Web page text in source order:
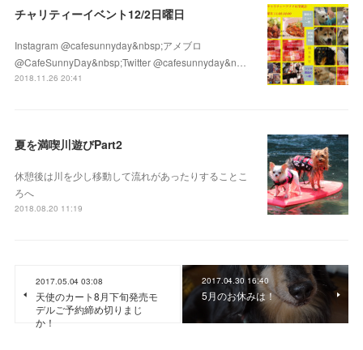
チャリティーイベント12/2日曜日
Instagram @cafesunnyday&nbsp;アメブロ
@CafeSunnyDay&nbsp;Twitter @cafesunnyday&n…
2018.11.26 20:41
夏を満喫川遊びPart2
休憩後は川を少し移動して流れがあったりすることこ
ろへ
2018.08.20 11:19
2017.05.04 03:08
天使のカート8月下旬発売モ
デルご予約締め切りまじ
か！
2017.04.30 16:40
5月のお休みは！